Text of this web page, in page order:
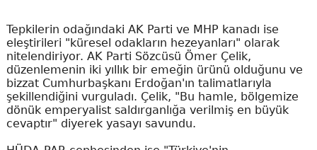
Tepkilerin odağındaki AK Parti ve MHP kanadı ise
eleştirileri "küresel odakların hezeyanları" olarak
nitelendiriyor. AK Parti Sözcüsü Ömer Çelik,
düzenlemenin iki yıllık bir emeğin ürünü olduğunu ve
bizzat Cumhurbaşkanı Erdoğan'ın talimatlarıyla
şekillendiğini vurguladı. Çelik, "Bu hamle, bölgemize
dönük emperyalist saldırganlığa verilmiş en büyük
cevaptır" diyerek yasayı savundu.